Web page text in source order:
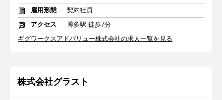
雇用形態
契約社員
アクセス
博多駅 徒歩7分
ギグワークスアドバリュー株式会社の求人一覧を見る
株式会社グラスト